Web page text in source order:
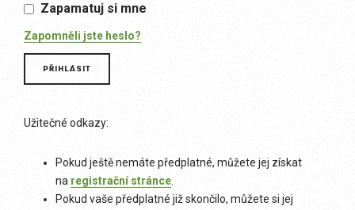
Zapamatuj si mne
Zapomněli jste heslo?
Užitečné odkazy:
Pokud ještě nemáte předplatné, můžete jej získat
na registrační stránce
Pokud vaše předplatné již skončilo, můžete si jej